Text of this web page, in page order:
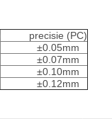
precisie (PC)
±0.05mm
±0.07mm
±0.10mm
±0.12mm